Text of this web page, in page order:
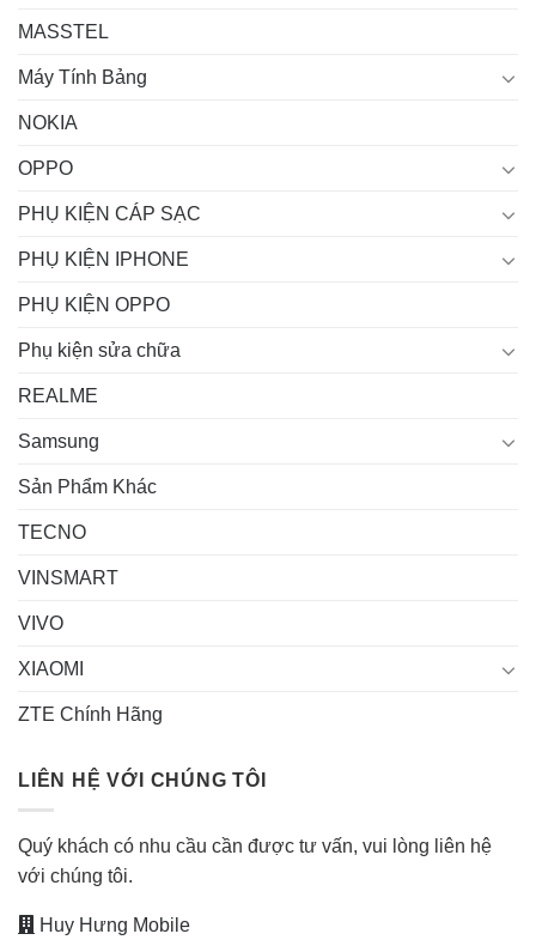
MASSTEL
Máy Tính Bảng
NOKIA
OPPO
PHỤ KIỆN CÁP SẠC
PHỤ KIỆN IPHONE
PHỤ KIỆN OPPO
Phụ kiện sửa chữa
REALME
Samsung
Sản Phẩm Khác
TECNO
VINSMART
VIVO
XIAOMI
ZTE Chính Hãng
LIÊN HỆ VỚI CHÚNG TÔI
Quý khách có nhu cầu cần được tư vấn, vui lòng liên hệ
với chúng tôi.
Huy Hưng Mobile